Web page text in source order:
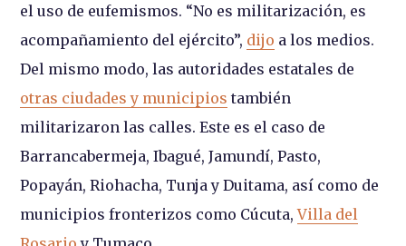
el uso de eufemismos. “No es militarización, es
acompañamiento del ejército”, dijo a los medios.
Del mismo modo, las autoridades estatales de
otras ciudades y municipios también
militarizaron las calles. Este es el caso de
Barrancabermeja, Ibagué, Jamundí, Pasto,
Popayán, Riohacha, Tunja y Duitama, así como de
municipios fronterizos como Cúcuta,Villa del